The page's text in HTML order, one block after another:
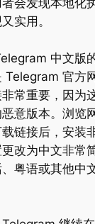
会发现本地化
实用。
中文版
Telegram 官方
常重要，因为
意版本。浏览
链接后，安装
改为中文非常
粤语或其他中